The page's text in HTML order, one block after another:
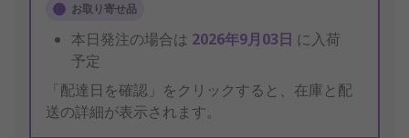
お取り寄せ品
本日発注の場合は 2026年9月03日 に入荷
予定
「配達日を確認」をクリックすると、在庫と配
送の詳細が表示されます。